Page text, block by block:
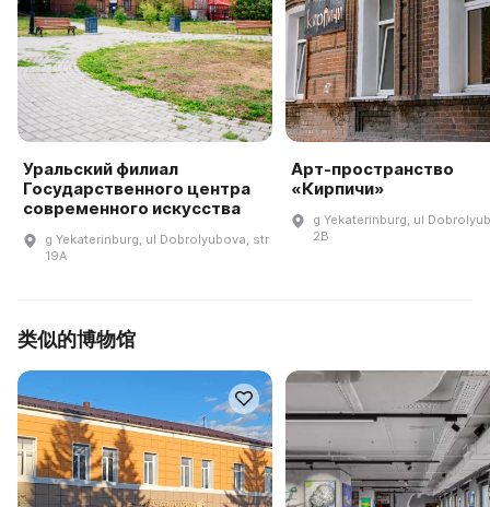
Уральский филиал
Государственного центра
современного искусства
g Yekaterinburg, ul Dobrolyubova, str
19A
Арт-пространство
«Кирпичи»
g Yekaterinburg, ul
2B
类似的博物馆